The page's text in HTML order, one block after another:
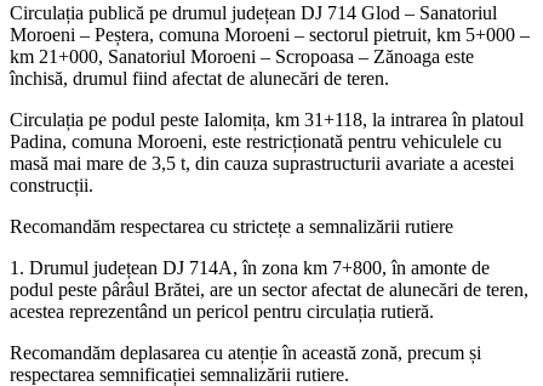
Circulația publică pe drumul județean DJ 714 Glod – Sanatoriul
Moroeni – Peștera, comuna Moroeni – sectorul pietruit, km 5+000 –
km 21+000, Sanatoriul Moroeni – Scropoasa – Zănoaga este
închisă, drumul fiind afectat de alunecări de teren.
Circulația pe podul peste Ialomița, km 31+118, la intrarea în platoul
Padina, comuna Moroeni, este restricționată pentru vehiculele cu
masă mai mare de 3,5 t, din cauza suprastructurii avariate a acestei
construcții.
Recomandăm respectarea cu strictețe a semnalizării rutiere
1. Drumul județean DJ 714A, în zona km 7+800, în amonte de
podul peste pârâul Brătei, are un sector afectat de alunecări de teren,
acestea reprezentând un pericol pentru circulația rutieră.
Recomandăm deplasarea cu atenție în această zonă, precum și
respectarea semnificației semnalizării rutiere.